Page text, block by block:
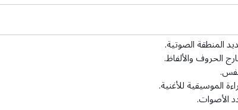
المنطقة الصوتية.
الحروف والألفاظ.
الموسيقية للأغنية.
الأصوات.